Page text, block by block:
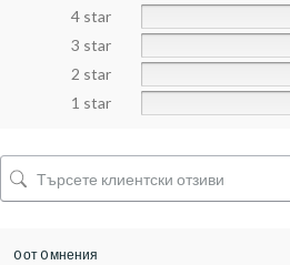
4 star
3 star
2 star
1 star
0 от 0 мнения